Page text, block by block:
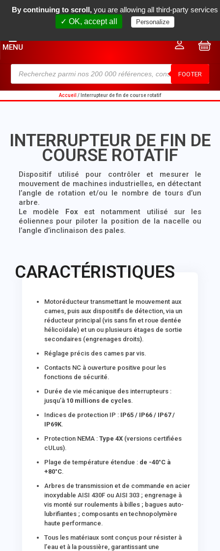
(+33) 04 78 34 18 80 contact@rm2m.fr
FOOTER
MENU
Accueil / Interrupteur de fin de course rotatif
INTERRUPTEUR DE FIN DE
COURSE ROTATIF
Dispositif utilisé pour contrôler et mesurer le
mouvement de machines industrielles, en détectant
l’angle de rotation et/ou le nombre de tours d’un
arbre.
Le modèle Foxest notamment utilisé sur les
éoliennes pour piloter la position de la nacelle ou
l’angle d’inclinaison des pales.
CARACTÉRISTIQUES
Motoréducteur transmettant le mouvement aux
cames, puis aux dispositifs de détection, via un
réducteur principal (vis sans fin et roue dentée
hélicoïdale) et un ou plusieurs étages de sortie
secondaires (engrenages droits).
Réglage précis des cames par vis.
Contacts NC à ouverture positive pour les
fonctions de sécurité.
Durée de vie mécanique des interrupteurs :
jusqu’à 10 millions de cycles.
Indices de protection IP : IP65 / IP66 / IP67 /
IP69K.
Protection NEMA :Type 4X (versions certifiées
cULus).
Plage de température étendue : de -40°C à
+80°C.
Arbres de transmission et de commande en acier
inoxydable AISI 430F ou AISI 303 ; engrenage à
vis monté sur roulements à billes ; bagues auto-
lubrifiantes ; composants en technopolymère
haute performance.
Tous les matériaux sont conçus pour résister à
l’eau et à la poussière, garantissant une
By continuing to scroll, you are allowing all third-party services
✓ OK, accept all
Personalize